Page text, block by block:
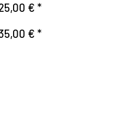
€ *
€ *